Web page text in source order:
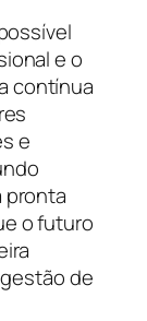
e o
contínua
e
pronta
o futuro
de